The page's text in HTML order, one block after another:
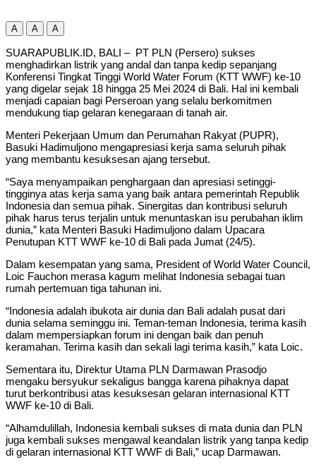
A A A
SUARAPUBLIK.ID, BALI – PT PLN (Persero) sukses
menghadirkan listrik yang andal dan tanpa kedip sepanjang
Konferensi Tingkat Tinggi World Water Forum (KTT WWF) ke-10
yang digelar sejak 18 hingga 25 Mei 2024 di Bali. Hal ini kembali
menjadi capaian bagi Perseroan yang selalu berkomitmen
mendukung tiap gelaran kenegaraan di tanah air.
Menteri Pekerjaan Umum dan Perumahan Rakyat (PUPR),
Basuki Hadimuljono mengapresiasi kerja sama seluruh pihak
yang membantu kesuksesan ajang tersebut.
“Saya menyampaikan penghargaan dan apresiasi setinggi-
tingginya atas kerja sama yang baik antara pemerintah Republik
Indonesia dan semua pihak. Sinergitas dan kontribusi seluruh
pihak harus terus terjalin untuk menuntaskan isu perubahan iklim
dunia,” kata Menteri Basuki Hadimuljono dalam Upacara
Penutupan KTT WWF ke-10 di Bali pada Jumat (24/5).
Dalam kesempatan yang sama, President of World Water Council,
Loic Fauchon merasa kagum melihat Indonesia sebagai tuan
rumah pertemuan tiga tahunan ini.
“Indonesia adalah ibukota air dunia dan Bali adalah pusat dari
dunia selama seminggu ini. Teman-teman Indonesia, terima kasih
dalam mempersiapkan forum ini dengan baik dan penuh
keramahan. Terima kasih dan sekali lagi terima kasih,” kata Loic.
Sementara itu, Direktur Utama PLN Darmawan Prasodjo
mengaku bersyukur sekaligus bangga karena pihaknya dapat
turut berkontribusi atas kesuksesan gelaran internasional KTT
WWF ke-10 di Bali.
“Alhamdulillah, Indonesia kembali sukses di mata dunia dan PLN
juga kembali sukses mengawal keandalan listrik yang tanpa kedip
di gelaran internasional KTT WWF di Bali,” ucap Darmawan.